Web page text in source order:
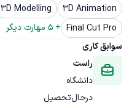
3D Animation
3D Modelling
Final Cut Pro
+
5 مهارت دیگر
سوابق کاری
راست
‌دانشگاه
‌درحال‌تحصیل